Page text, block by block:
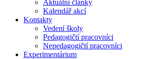
Aktuální články
Kalendář akcí
Kontakty
Vedení školy
Pedagogičtí pracovníci
Nepedagogičtí pracovníci
Experimentárium